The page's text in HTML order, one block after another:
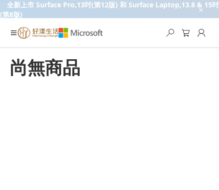
全新上市 Surface Pro,13吋(第12版) 和 Surface Laptop,13.8 & 15吋
(第8版)
尚無商品